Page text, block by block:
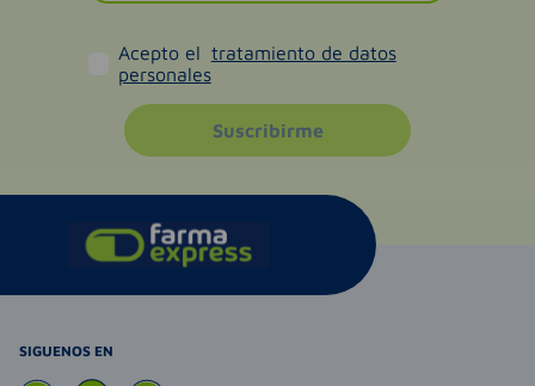
Acepto el tratamiento de datos
personales
Suscribirme
SIGUENOS EN